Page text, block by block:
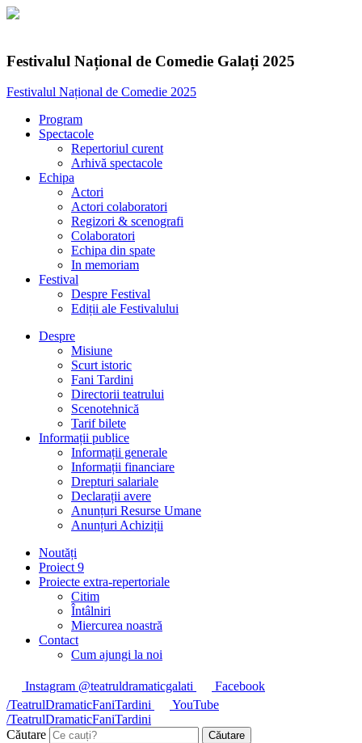
Festivalul Național de Comedie Galați 2025
Festivalul Național de Comedie 2025
Program
Spectacole
Repertoriul curent
Arhivă spectacole
Echipa
Actori
Actori colaboratori
Regizori & scenografi
Colaboratori
Echipa din spate
In memoriam
Festival
Despre Festival
Ediții ale Festivalului
Despre
Misiune
Scurt istoric
Fani Tardini
Directorii teatrului
Scenotehnică
Tarif bilete
Informații publice
Informații generale
Informații financiare
Drepturi salariale
Declarații avere
Anunțuri Resurse Umane
Anunțuri Achiziții
Noutăți
Proiect 9
Proiecte extra-repertoriale
Citim
Întâlniri
Miercurea noastră
Contact
Cum ajungi la noi
Instagram @teatruldramaticgalati
Facebook
/TeatrulDramaticFaniTardini
YouTube
/TeatrulDramaticFaniTardini
Căutare